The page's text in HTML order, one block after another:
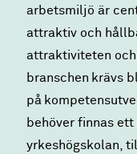
arbetsmiljö är
attraktiv och
attraktiviteten
branschen krävs
på
behöver finnas
yrkeshögskolan,